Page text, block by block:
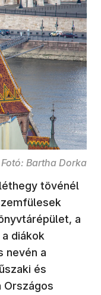
Fotó: Bartha Dorka
tövénél
a
diákok
nevén a
és
Országos